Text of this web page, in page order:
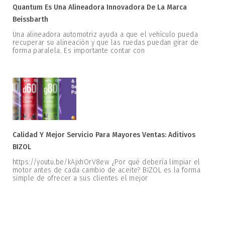
Quantum Es Una Alineadora Innovadora De La Marca
Beissbarth
Una alineadora automotriz ayuda a que el vehículo pueda
recuperar su alineación y que las ruedas puedan girar de
forma paralela. Es importante contar con
Calidad Y Mejor Servicio Para Mayores Ventas: Aditivos
BIZOL
https://youtu.be/kAjxhOrV8ew ¿Por qué debería limpiar el
motor antes de cada cambio de aceite? BIZOL es la forma
simple de ofrecer a sus clientes el mejor